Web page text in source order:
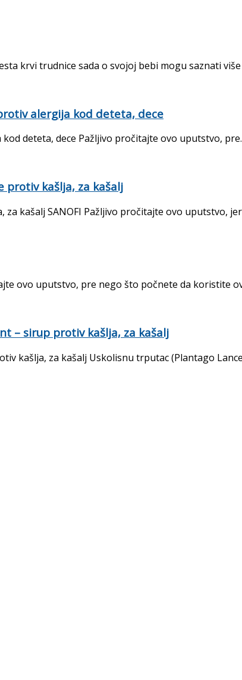
krvi trudnice sada o svojoj bebi mogu saznati više
alergija kod deteta, dece
deteta, dece Pažljivo pročitajte ovo uputstvo,
protiv kašlja, za kašalj
kašalj SANOFI Pažljivo pročitajte ovo uputstvo,
ovo uputstvo, pre nego što počnete da koristite
– sirup protiv kašlja, za kašalj
kašlja, za kašalj Uskolisnu trputac (Plantago